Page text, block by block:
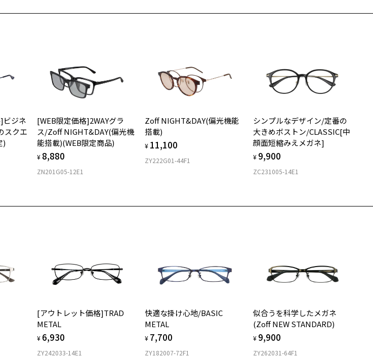
商品詳細ページへ
入り
に入りに追加済です。
に入りリストはこちら
集商品]軽くてしなやかな Zoff SMART
ムカラー：パープル/単価：￥9,760
スクエア
フロント素材：スーパーエンジニアリング・プラスチック
ビジネ
スクエ
)
[WEB限定価格]2WAYグラ
ス/Zoff NIGHT&DAY(偏光機
能搭載)(WEB限定商品)
¥ 8,880
ZN201G05-12E1
Zoff NIGHT&DAY(偏光機能
搭載)
¥ 11,100
ZY222G01-44F1
シンプルなデザイン/定番の
大きめボストン/CLASSIC[中
顔面短縮みえメガネ]
¥ 9,900
ZC231005-14E1
[アウトレット価格]TRAD
METAL
¥ 6,930
ZY242033-14E1
快適な掛け心地/BASIC
METAL
¥ 7,700
ZY182007-72F1
似合うを科学したメガネ
(Zoff NEW STANDARD)
¥ 9,900
ZY262031-64F1